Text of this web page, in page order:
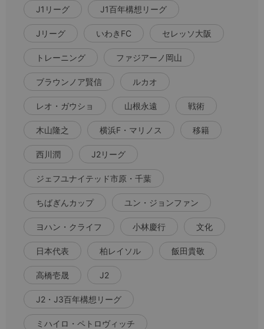
J1リーグ J1百年構想リーグ
Jリーグ いわきFC セレッソ大阪
トレーニング ファジアーノ岡山
ブラウンノア賢信 ルカオ
レオ・ガウショ 山根永遠 戦術
木山隆之 横浜F・マリノス 移籍
西川潤 J2リーグ
ジェフユナイテッド市原・千葉
ちばぎんカップ ユン・ジョンファン
ヨハン・クライフ 小林慶行 文化
日本代表 柏レイソル 飯田貴敬
高橋壱晟 J2
J2・J3百年構想リーグ
ミハイロ・ペトロヴィッチ